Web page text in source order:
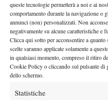
queste tecnologie permetterà a noi e ai
comportamento durante la navigazione
annunci (non) personalizzati. Non
negativamente su alcune caratteristiche e
Clicca qui sotto per acconsentire a
scelte saranno applicate solamente a
in qualsiasi momento, compreso il ritiro
Cookie Policy o cliccando sul pulsante di
dello schermo.
Statistiche
Sergio Pastena
Baldi Deluxe, bene anche
25 Giugno 2012